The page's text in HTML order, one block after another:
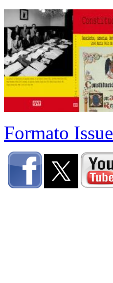
Formato Issue